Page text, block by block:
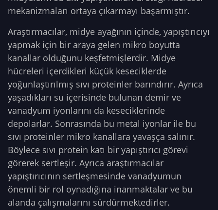
mekanizmaları ortaya çıkarmayı başarmıştır.
Araştırmacılar, midye ayağının içinde, yapıştırıcıyı
yapmak için bir araya gelen mikro boyutta
kanallar olduğunu keşfetmişlerdir. Midye
hücreleri içerdikleri küçük keseciklerde
yoğunlaştırılmış sıvı proteinler barındırır. Ayrıca
yaşadıkları su içerisinde bulunan demir ve
vanadyum iyonlarını da keseciklerinde
depolarlar. Sonrasında bu metal iyonlar ile bu
sıvı proteinler mikro kanallara yavaşça salınır.
Böylece sıvı protein katı bir yapıştırıcı görevi
görerek sertleşir. Ayrıca araştırmacılar
yapıştırıcının sertleşmesinde vanadyumun
önemli bir rol oynadığına inanmaktalar ve bu
alanda çalışmalarını sürdürmektedirler.